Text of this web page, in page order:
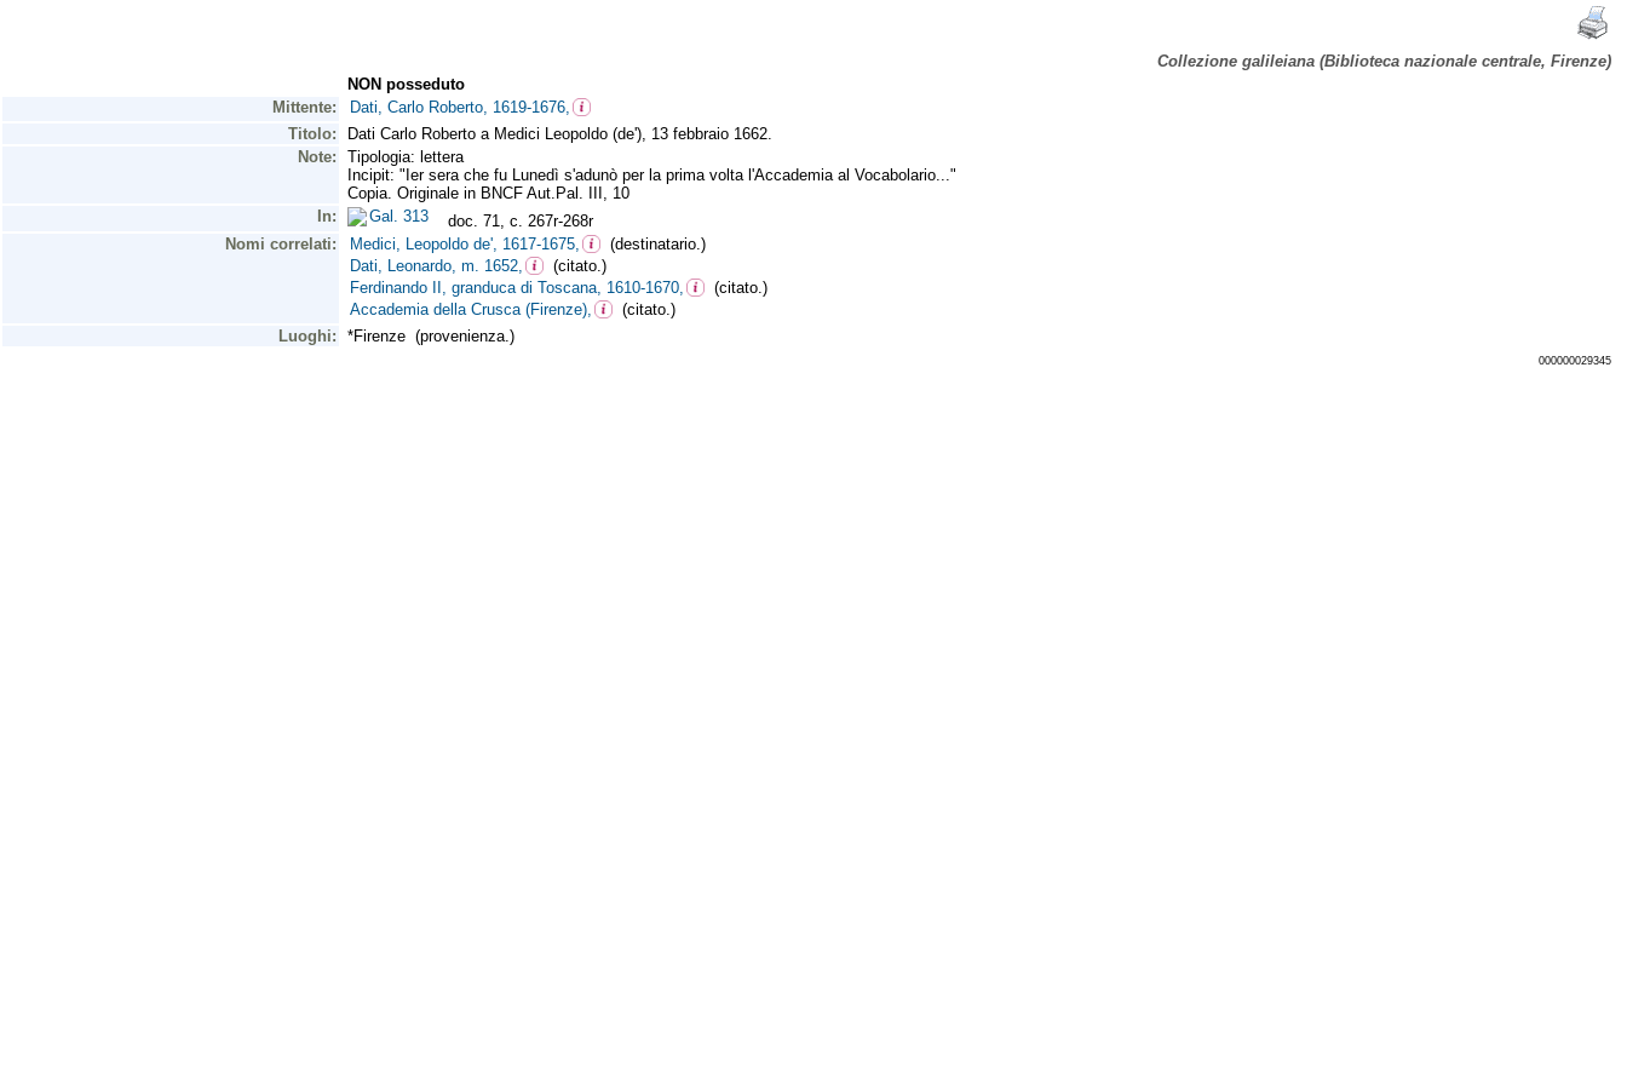
Collezione galileiana (Biblioteca nazionale centrale, Firenze)
NON posseduto
Mittente:
Dati, Carlo Roberto, 1619-1676,
Titolo:
Dati Carlo Roberto a Medici Leopoldo (de'), 13 febbraio 1662.
Note:
Tipologia: lettera
Incipit: "Ier sera che fu Lunedì s'adunò per la prima volta l'Accademia al Vocabolario..."
Copia. Originale in BNCF Aut.Pal. III, 10
In:
Gal. 313
doc. 71, c. 267r-268r
Nomi correlati:
Medici, Leopoldo de', 1617-1675,
(destinatario.)
Dati, Leonardo, m. 1652,
(citato.)
Ferdinando II, granduca di Toscana, 1610-1670,
(citato.)
Accademia della Crusca (Firenze),
(citato.)
Luoghi:
*Firenze (provenienza.)
000000029345